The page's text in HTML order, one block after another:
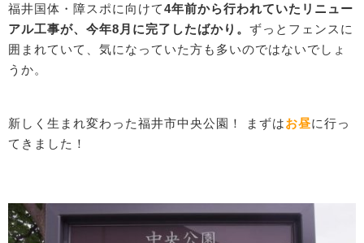
福井国体・障スポに向けて4年前から行われていたリニュー
アル工事が、今年8月に完了したばかり。 ずっとフェンスに
囲まれていて、気になっていた方も多いのではないでしょ
うか。
新しく生まれ変わった福井市中央公園！ まずはお昼に行っ
てきました！